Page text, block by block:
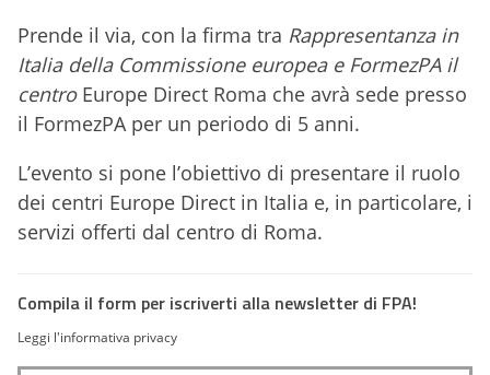
Prende il via, con la firma tra Rappresentanza in
Italia della Commissione europea e FormezPA il
centro Europe Direct Roma che avrà sede presso
il FormezPA per un periodo di 5 anni.
L’evento si pone l’obiettivo di presentare il ruolo
dei centri Europe Direct in Italia e, in particolare, i
servizi offerti dal centro di Roma.
Compila il form per iscriverti alla newsletter di FPA!
Leggi l'informativa privacy